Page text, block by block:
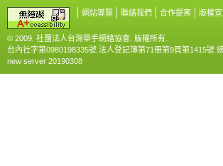
網站導覽 聯絡我們 合作提案 版權
© 2009. 社團法人台灣舉手網絡協會. 版權所有.
台內社字第0980198335號 法人登記簿第71冊第9頁第1415號
new server 20190308